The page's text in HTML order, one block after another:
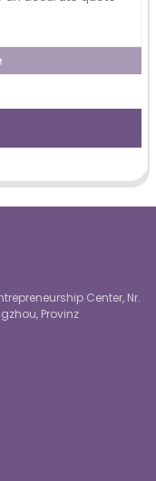
Center, Nr.
Provinz